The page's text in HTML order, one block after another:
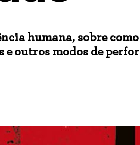
humana, sobre
e outros modos de